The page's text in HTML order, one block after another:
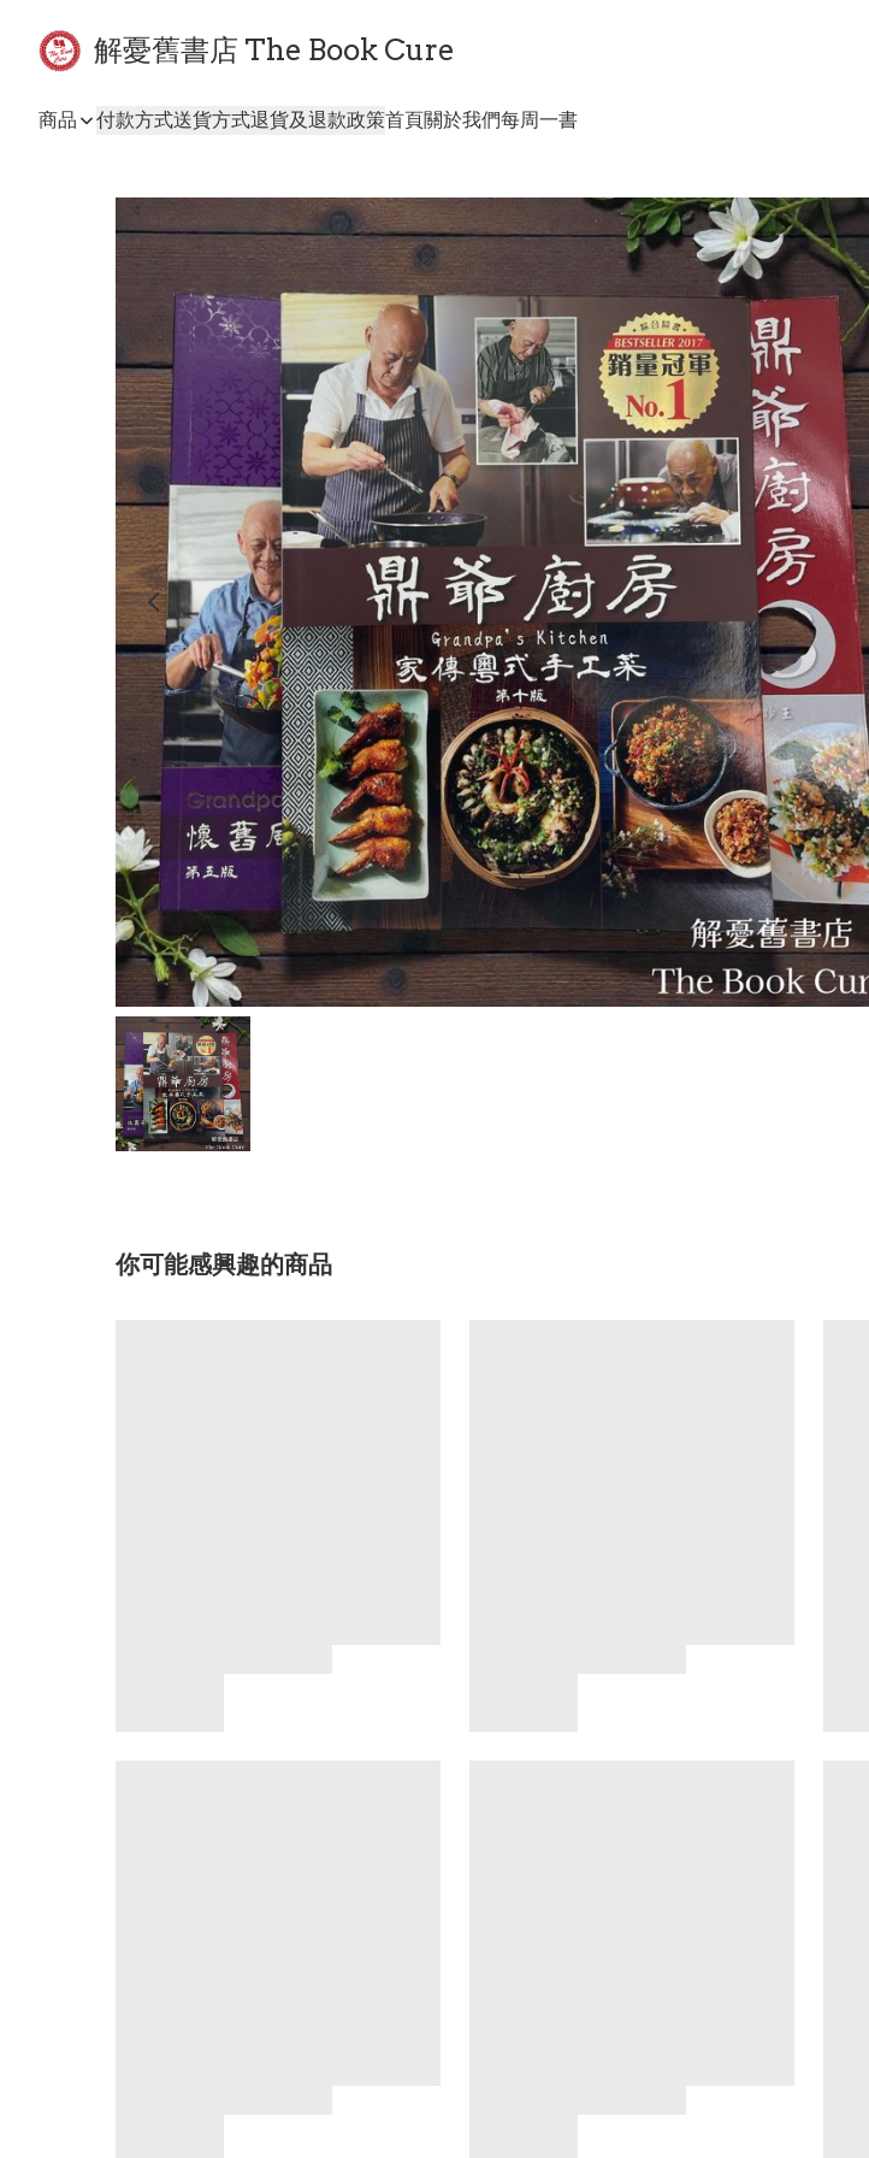
解憂舊書店 The Book Cure
商品 付款方式送貨方式退貨及退款政策首頁關於我們每周一書
你可能感興趣的商品